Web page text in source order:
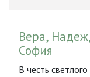
Вера,
София
В честь